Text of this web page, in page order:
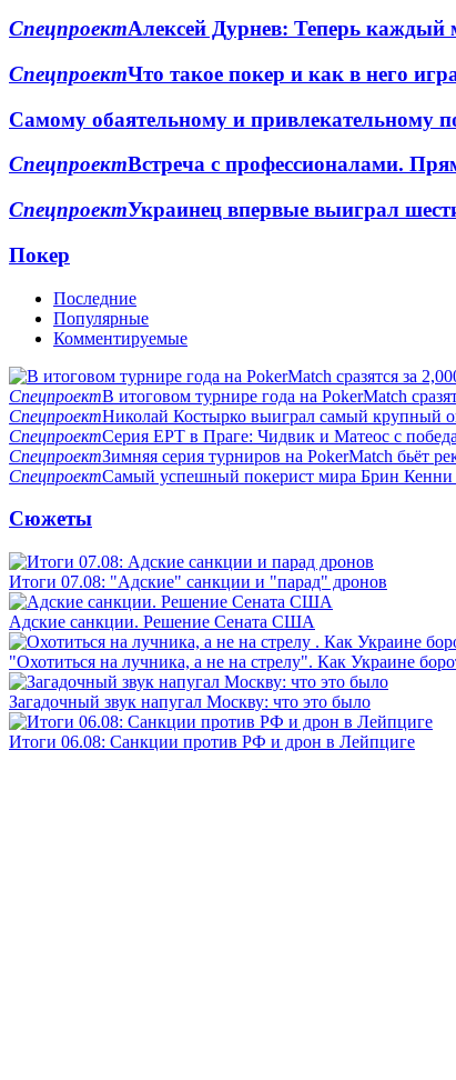
СпецпроектАлексей Дурнев: Теперь каждый
СпецпроектЧто такое покер и как в него
Самому обаятельному и привлекательному
СпецпроектВстреча с профессионалами.
СпецпроектУкраинец впервые выиграл
Покер
Последние
Популярные
Комментируемые
СпецпроектВ итоговом турнире года на PokerMatch
СпецпроектНиколай Костырко выиграл самый крупный
СпецпроектСерия EPT в Праге: Чидвик и Матеос с
СпецпроектЗимняя серия турниров на PokerMatch бьёт
СпецпроектСамый успешный покерист мира Брин Кенни
Сюжеты
Итоги 07.08: "Адские" санкции и "парад" дронов
Адские санкции. Решение Сената США
"Охотиться на лучника, а не на стрелу". Как Украине
Загадочный звук напугал Москву: что это было
Итоги 06.08: Санкции против РФ и дрон в Лейпциге